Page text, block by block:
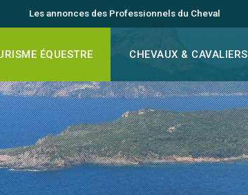
Les annonces des Professionnels du Cheval
ÉQUESTRE CHEVAUX & CAVALIERS